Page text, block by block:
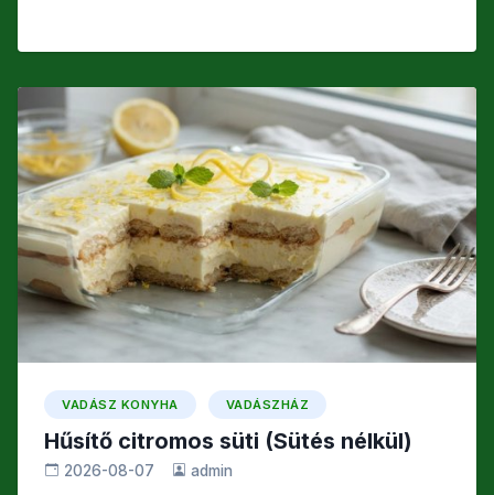
VADÁSZ KONYHA VADÁSZHÁZ
Hűsítő citromos süti (Sütés nélkül)
2026-08-07 admin